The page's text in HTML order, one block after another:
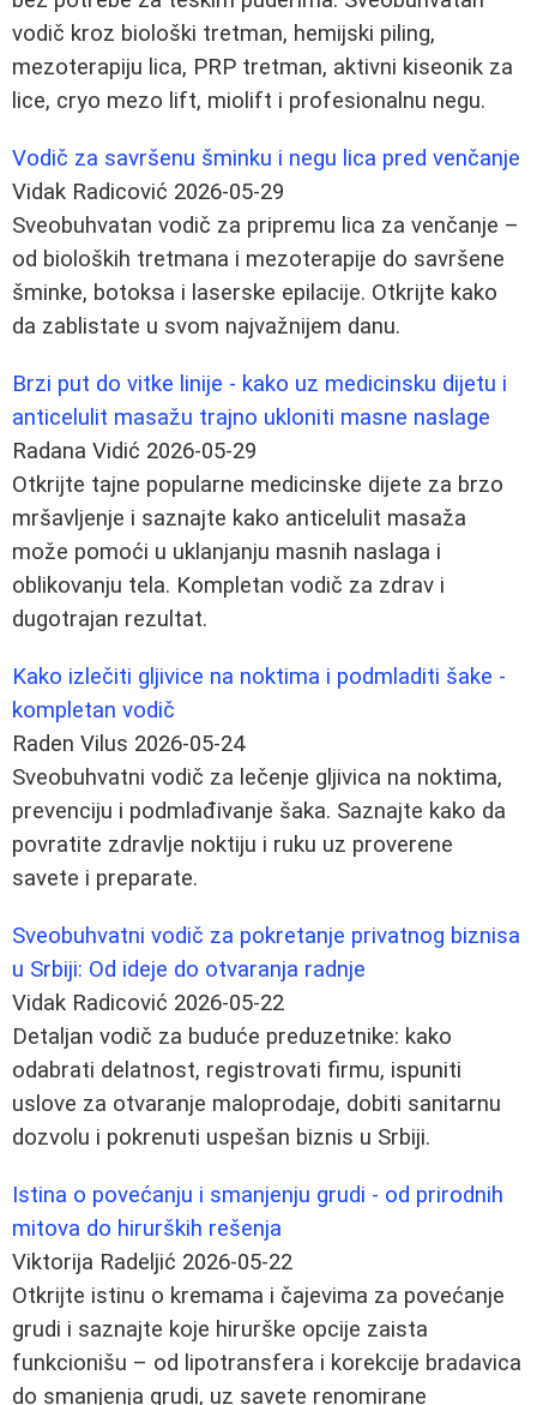
vodič kroz biološki tretman, hemijski piling,
mezoterapiju lica, PRP tretman, aktivni kiseonik za
lice, cryo mezo lift, miolift i profesionalnu negu.
Vodič za savršenu šminku i negu lica pred venčanje
Vidak Radicović 2026-05-29
Sveobuhvatan vodič za pripremu lica za venčanje –
od bioloških tretmana i mezoterapije do savršene
šminke, botoksa i laserske epilacije. Otkrijte kako
da zablistate u svom najvažnijem danu.
Brzi put do vitke linije - kako uz medicinsku dijetu i
anticelulit masažu trajno ukloniti masne naslage
Radana Vidić 2026-05-29
Otkrijte tajne popularne medicinske dijete za brzo
mršavljenje i saznajte kako anticelulit masaža
može pomoći u uklanjanju masnih naslaga i
oblikovanju tela. Kompletan vodič za zdrav i
dugotrajan rezultat.
Kako izlečiti gljivice na noktima i podmladiti šake -
kompletan vodič
Raden Vilus 2026-05-24
Sveobuhvatni vodič za lečenje gljivica na noktima,
prevenciju i podmlađivanje šaka. Saznajte kako da
povratite zdravlje noktiju i ruku uz proverene
savete i preparate.
Sveobuhvatni vodič za pokretanje privatnog biznisa
u Srbiji: Od ideje do otvaranja radnje
Vidak Radicović 2026-05-22
Detaljan vodič za buduće preduzetnike: kako
odabrati delatnost, registrovati firmu, ispuniti
uslove za otvaranje maloprodaje, dobiti sanitarnu
dozvolu i pokrenuti uspešan biznis u Srbiji.
Istina o povećanju i smanjenju grudi - od prirodnih
mitova do hirurških rešenja
Viktorija Radeljić 2026-05-22
Otkrijte istinu o kremama i čajevima za povećanje
grudi i saznajte koje hirurške opcije zaista
funkcionišu – od lipotransfera i korekcije bradavica
do smanjenja grudi, uz savete renomirane